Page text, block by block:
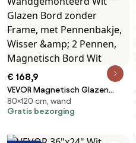
€ 168,9
VEVOR Magnetisch Glazen
Whiteboard, Whiteboard 120 x
80 cm, Wandgemonteerd Wit
Pennenbakje, Wisser &amp; 2
80×120 cm, wand
Gratis bezorging